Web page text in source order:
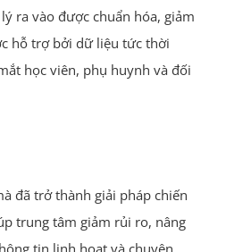
ra vào được chuẩn hóa, giảm
hỗ trợ bởi dữ liệu tức thời
học viên, phụ huynh và đối
đã trở thành giải pháp chiến
trung tâm giảm rủi ro, nâng